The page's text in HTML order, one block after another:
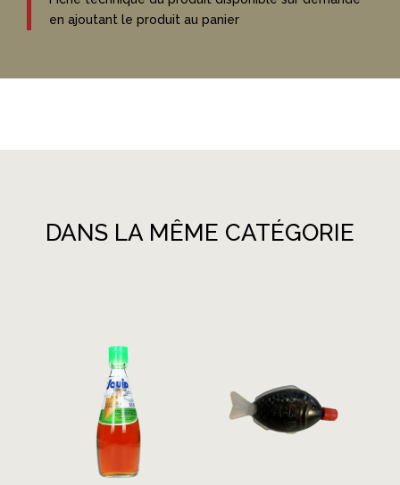
en ajoutant le produit au panier
DANS LA MÊME CATÉGORIE